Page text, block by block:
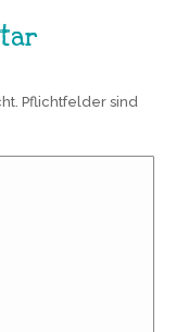
Pflichtfelder sind